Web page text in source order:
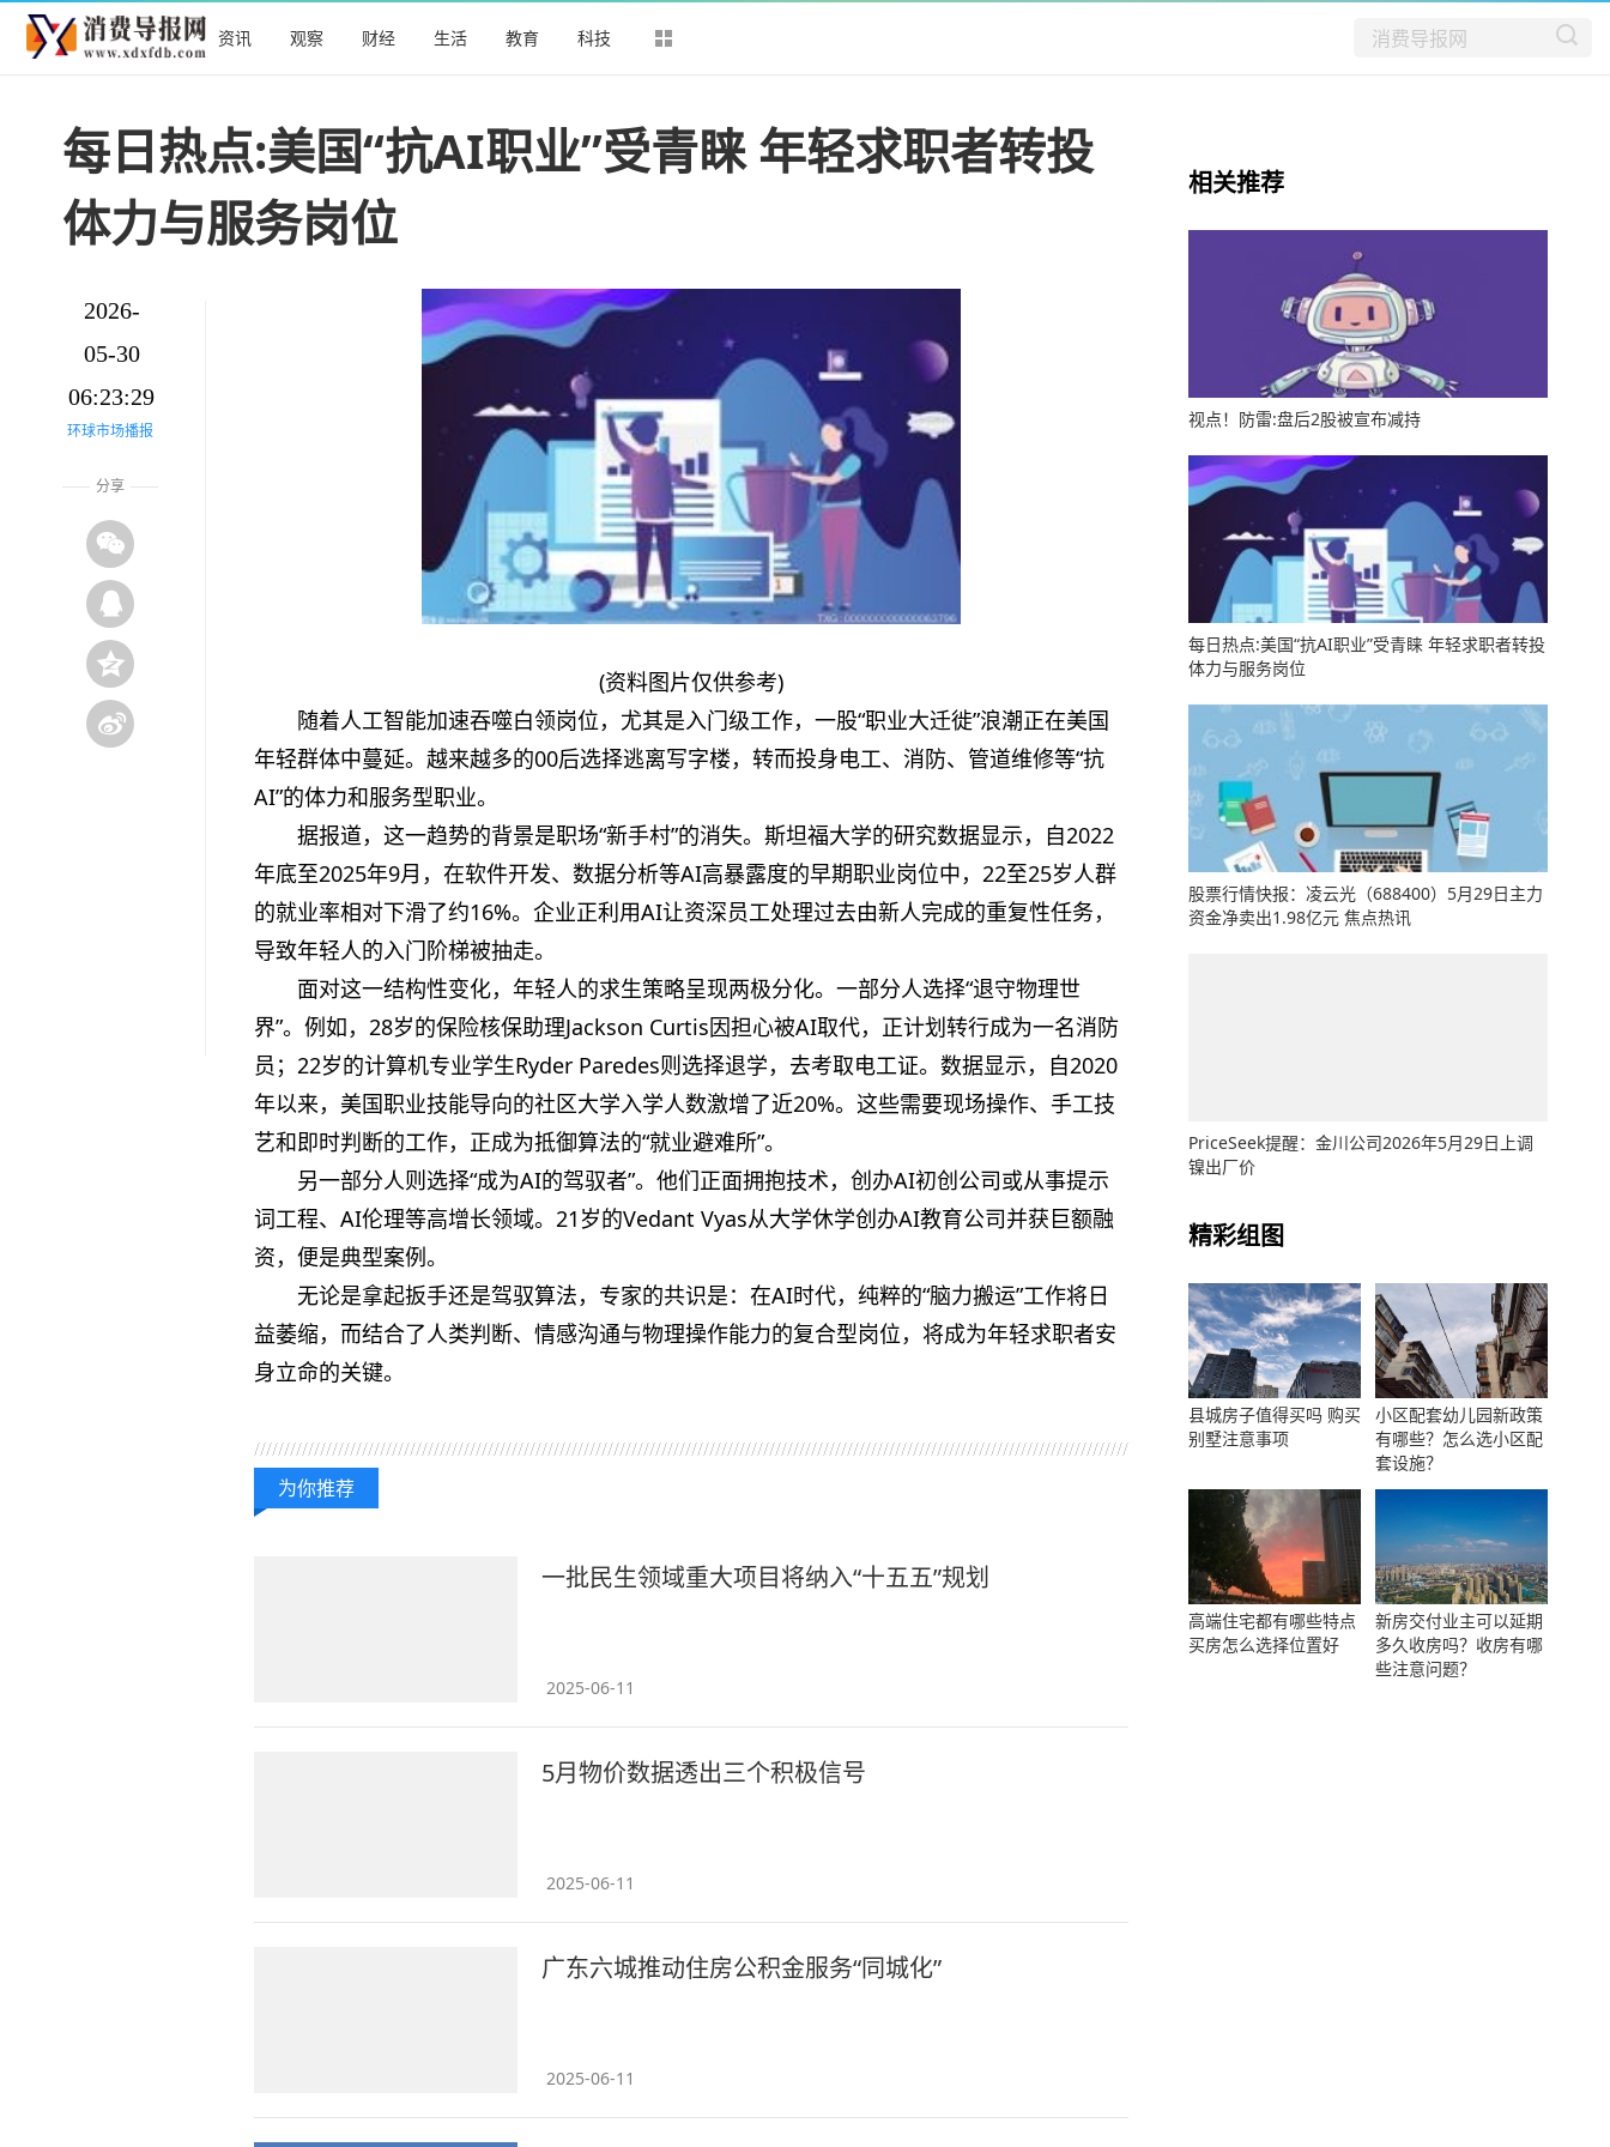
资讯 观察 财经 生活 教育 科技
每日热点:美国“抗AI职业”受青睐 年轻求职者转投
体力与服务岗位
2026-
05-30
06:23:29
环球市场播报
分享
(资料图片仅供参考)
随着人工智能加速吞噬白领岗位，尤其是入门级工作，一股“职业大迁徙”浪潮正在美国
年轻群体中蔓延。越来越多的00后选择逃离写字楼，转而投身电工、消防、管道维修等“抗
AI”的体力和服务型职业。
据报道，这一趋势的背景是职场“新手村”的消失。斯坦福大学的研究数据显示，自2022
年底至2025年9月，在软件开发、数据分析等AI高暴露度的早期职业岗位中，22至25岁人群
的就业率相对下滑了约16%。企业正利用AI让资深员工处理过去由新人完成的重复性任务，
导致年轻人的入门阶梯被抽走。
面对这一结构性变化，年轻人的求生策略呈现两极分化。一部分人选择“退守物理世
界”。例如，28岁的保险核保助理Jackson Curtis因担心被AI取代，正计划转行成为一名消防
员；22岁的计算机专业学生Ryder Paredes则选择退学，去考取电工证。数据显示，自2020
年以来，美国职业技能导向的社区大学入学人数激增了近20%。这些需要现场操作、手工技
艺和即时判断的工作，正成为抵御算法的“就业避难所”。
另一部分人则选择“成为AI的驾驭者”。他们正面拥抱技术，创办AI初创公司或从事提示
词工程、AI伦理等高增长领域。21岁的Vedant Vyas从大学休学创办AI教育公司并获巨额融
资，便是典型案例。
无论是拿起扳手还是驾驭算法，专家的共识是：在AI时代，纯粹的“脑力搬运”工作将日
益萎缩，而结合了人类判断、情感沟通与物理操作能力的复合型岗位，将成为年轻求职者安
身立命的关键。
为你推荐
一批民生领域重大项目将纳入“十五五”规划
2025-06-11
5月物价数据透出三个积极信号
2025-06-11
广东六城推动住房公积金服务“同城化”
2025-06-11
相关推荐
视点！防雷:盘后2股被宣布减持
每日热点:美国“抗AI职业”受青睐 年轻求职者转投
体力与服务岗位
股票行情快报：凌云光（688400）5月29日主力
资金净卖出1.98亿元 焦点热讯
PriceSeek提醒：金川公司2026年5月29日上调
镍出厂价
精彩组图
县城房子值得买吗 购买
别墅注意事项
小区配套幼儿园新政策
有哪些？怎么选小区配
套设施？
高端住宅都有哪些特点
买房怎么选择位置好
新房交付业主可以延期
多久收房吗？收房有哪
些注意问题？